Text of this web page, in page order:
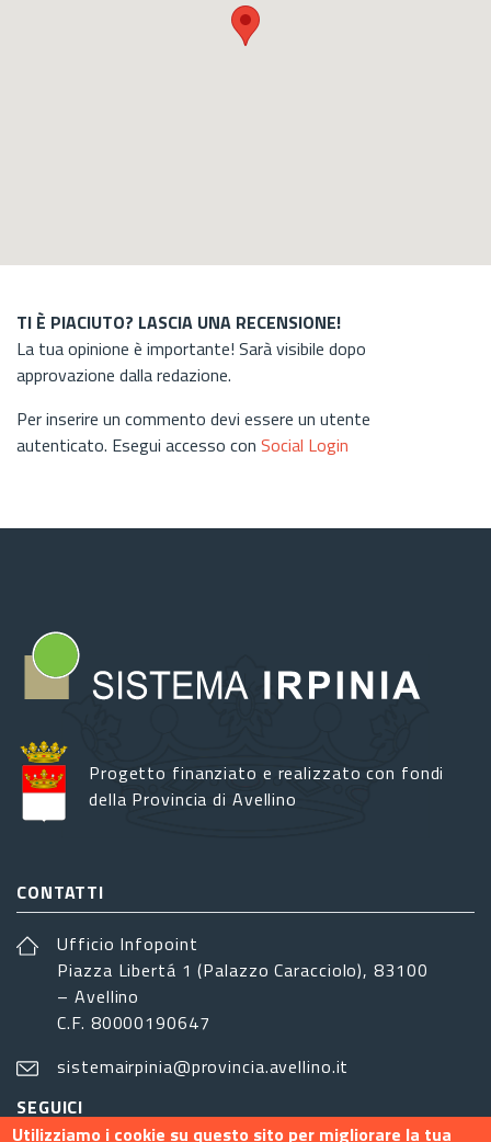
TI È PIACIUTO? LASCIA UNA RECENSIONE!
La tua opinione è importante! Sarà visibile dopo
approvazione dalla redazione.
Per inserire un commento devi essere un utente
autenticato. Esegui accesso con Social Login
Progetto finanziato e realizzato con fondi
della Provincia di Avellino
CONTATTI
Ufficio Infopoint
Piazza Libertá 1 (Palazzo Caracciolo), 83100
– Avellino
C.F. 80000190647
sistemairpinia@provincia.avellino.it
SEGUICI
Utilizziamo i cookie su questo sito per migliorare la tua